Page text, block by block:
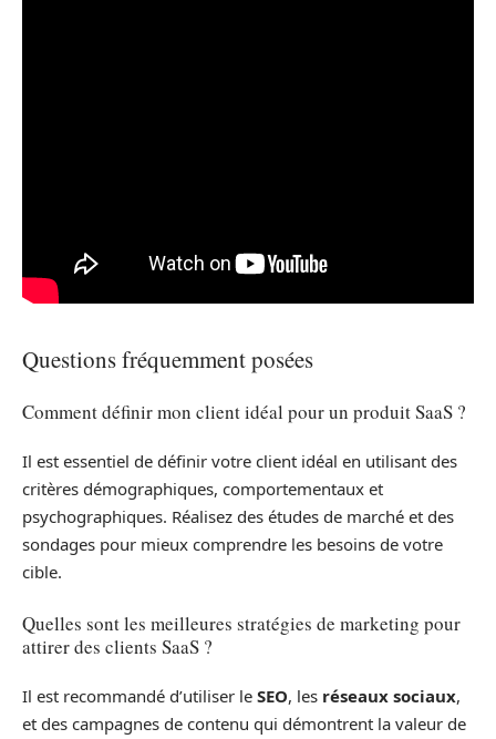
Questions fréquemment posées
Comment définir mon client idéal pour un produit SaaS ?
Il est essentiel de définir votre client idéal en utilisant des
critères démographiques, comportementaux et
psychographiques. Réalisez des études de marché et des
sondages pour mieux comprendre les besoins de votre
cible.
Quelles sont les meilleures stratégies de marketing pour
attirer des clients SaaS ?
Il est recommandé d’utiliser le SEO, les réseaux sociaux,
et des campagnes de contenu qui démontrent la valeur de